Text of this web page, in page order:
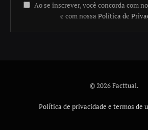
Ao se inscrever, você concorda com
e com nossa Política de
© 2026 Facttual.
Política de privacidade e termos de